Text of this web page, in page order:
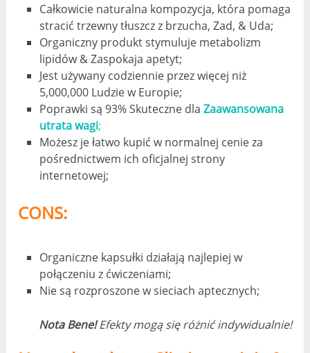
Całkowicie naturalna kompozycja, która pomaga
stracić trzewny tłuszcz z brzucha, Zad, & Uda;
Organiczny produkt stymuluje metabolizm
lipidów & Zaspokaja apetyt;
Jest używany codziennie przez więcej niż
5,000,000 Ludzie w Europie;
Poprawki są 93% Skuteczne dla Zaawansowana
utrata wagi;
Możesz je łatwo kupić w normalnej cenie za
pośrednictwem ich oficjalnej strony
internetowej;
CONS:
Organiczne kapsułki działają najlepiej w
połączeniu z ćwiczeniami;
Nie są rozproszone w sieciach aptecznych;
Nota Bene!Efekty mogą się różnić indywidualnie!